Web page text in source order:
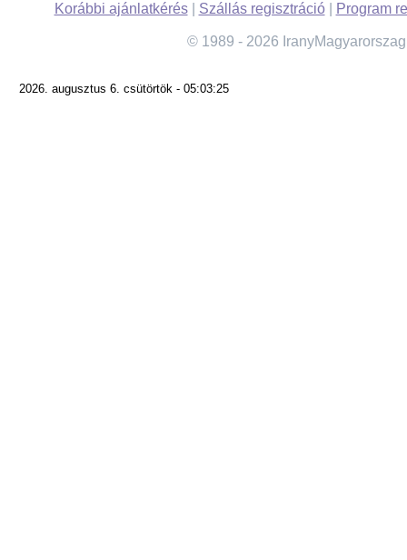
Korábbi ajánlatkérés| Szállás regisztráció| Program
© 1989 - 2026
2026. augusztus 6. csütörtök - 05:03:25